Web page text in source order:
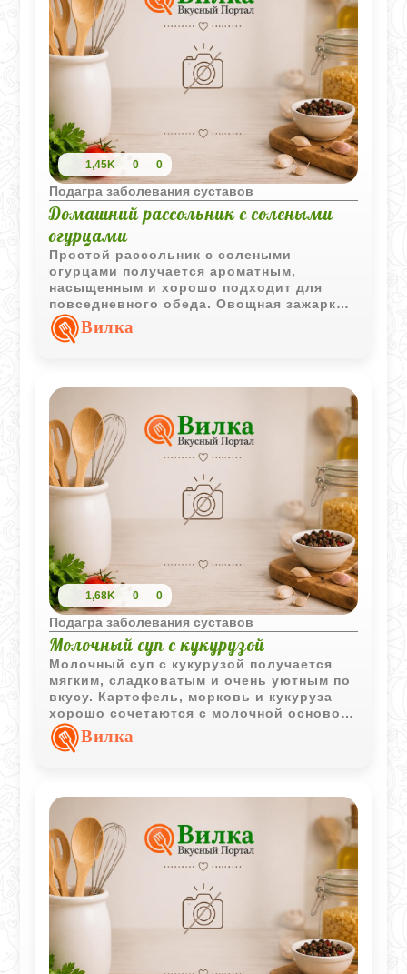
1,45K 0 0
Подагра заболевания суставов
Домашний рассольник с солеными
огурцами
Простой рассольник с солеными
огурцами получается ароматным,
насыщенным и хорошо подходит для
повседневного обеда. Овощная зажарка
и сметана делают вкус более мягким и
сбалансированным.
Вилка
1,68K 0 0
Подагра заболевания суставов
Молочный суп с кукурузой
Молочный суп с кукурузой получается
мягким, сладковатым и очень уютным по
вкусу. Картофель, морковь и кукуруза
хорошо сочетаются с молочной основой
и делают блюдо сытным.
Вилка